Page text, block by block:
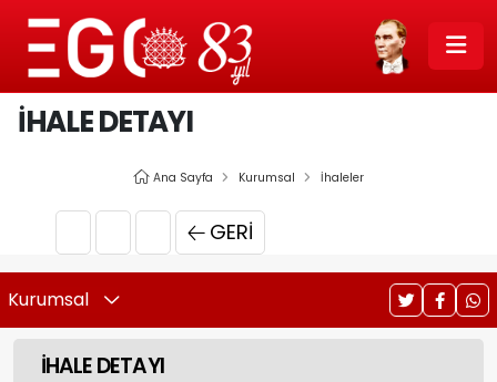
İHALE DETAYI
Ana Sayfa Kurumsal İhaleler
GERI
Kurumsal
İHALE DETAYI